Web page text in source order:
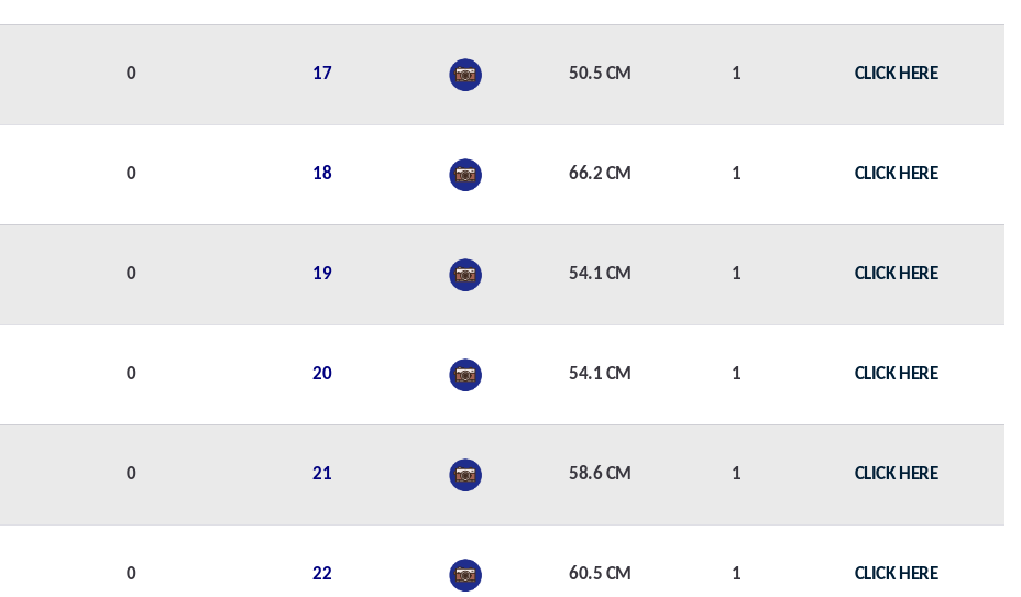
0 17 50.5 CM 1 CLICK HERE
0 18 66.2 CM 1 CLICK HERE
0 19 54.1 CM 1 CLICK HERE
0 20 54.1 CM 1 CLICK HERE
0 21 58.6 CM 1 CLICK HERE
0 22 60.5 CM 1 CLICK HERE